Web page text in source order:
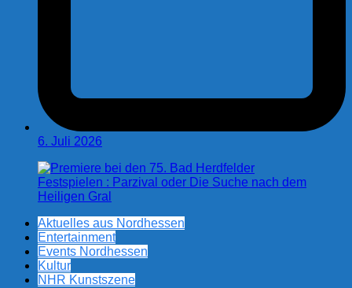
6. Juli 2026
Aktuelles aus Nordhessen
Entertainment
Events Nordhessen
Kultur
NHR Kunstszene